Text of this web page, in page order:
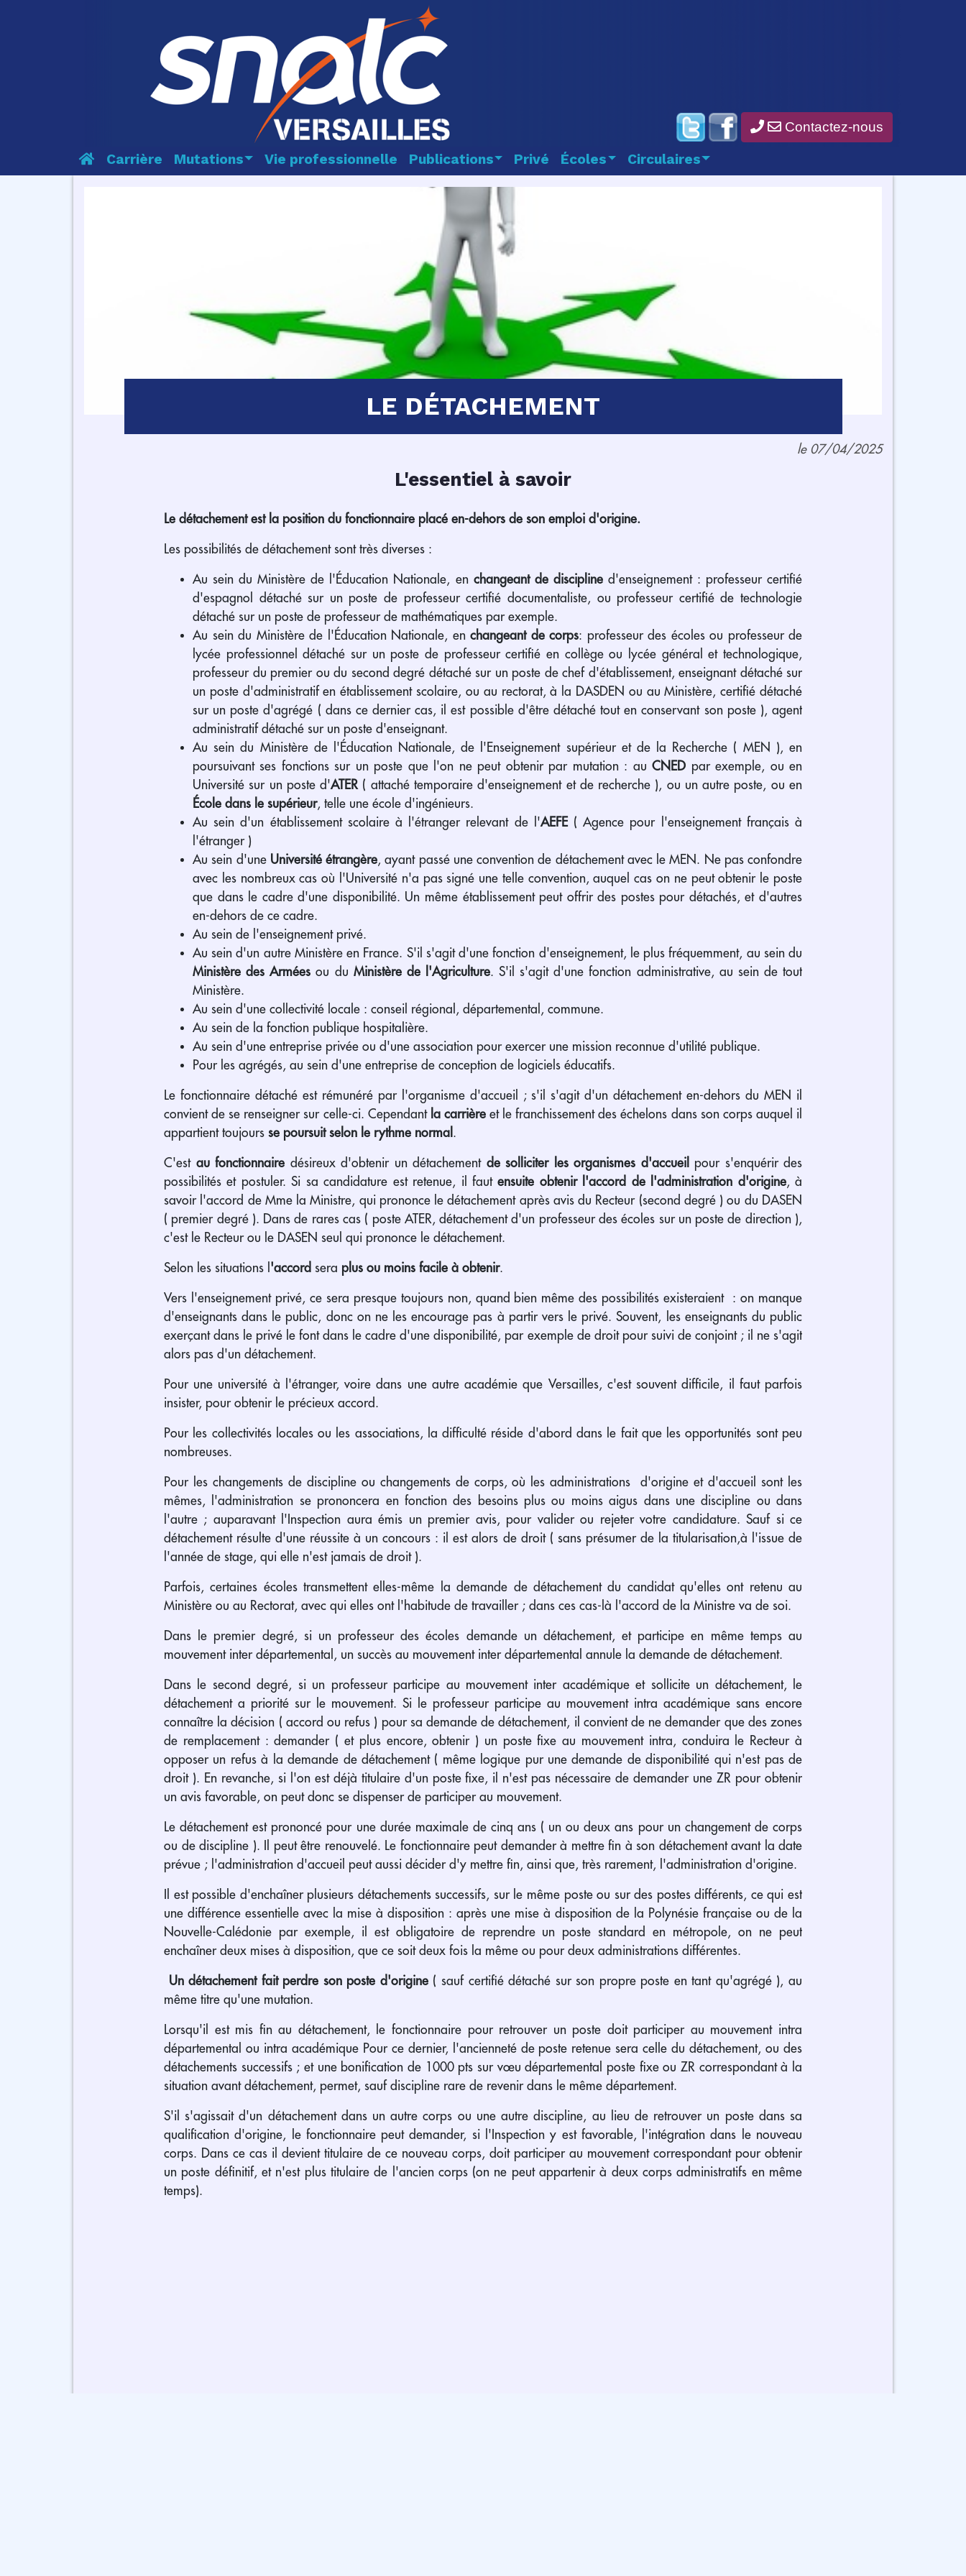
Contactez-nous
Carrière Mutations Vie professionnelle Publications Privé Écoles Circulaires
LE DÉTACHEMENT
le 07/04/2025
L'essentiel à savoir
Le détachement est la position du fonctionnaire placé en-dehors de son emploi d'origine.
Les possibilités de détachement sont très diverses :
Au sein du Ministère de l'Éducation Nationale, en changeant de disciplined'enseignement : professeur certifié
d'espagnol détaché sur un poste de professeur certifié documentaliste, ou professeur certifié de technologie
détaché sur un poste de professeur de mathématiques par exemple.
Au sein du Ministère de l'Éducation Nationale, en changeant de corps: professeur des écoles ou professeur de
lycée professionnel détaché sur un poste de professeur certifié en collège ou lycée général et technologique,
professeur du premier ou du second degré détaché sur un poste de chef d'établissement, enseignant détaché sur
un poste d'administratif en établissement scolaire, ou au rectorat, à la DASDEN ou au Ministère, certifié détaché
sur un poste d'agrégé ( dans ce dernier cas, il est possible d'être détaché tout en conservant son poste ), agent
administratif détaché sur un poste d'enseignant.
Au sein du Ministère de l'Éducation Nationale, de l'Enseignement supérieur et de la Recherche ( MEN ), en
poursuivant ses fonctions sur un poste que l'on ne peut obtenir par mutation : auCNED par exemple, ou en
Université sur un poste d'ATER ( attaché temporaire d'enseignement et de recherche ), ou un autre poste, ou en
École dans le supérieur, telle une école d'ingénieurs.
Au sein d'un établissement scolaire à l'étranger relevant de l'AEFE( Agence pour l'enseignement français à
l'étranger )
Au sein d'une Université étrangère , ayant passé une convention de détachement avec le MEN. Ne pas confondre
avec les nombreux cas où l'Université n'a pas signé une telle convention, auquel cas on ne peut obtenir le poste
que dans le cadre d'une disponibilité. Un même établissement peut offrir des postes pour détachés, et d'autres
en-dehors de ce cadre.
Au sein de l'enseignement privé.
Au sein d'un autre Ministère en France. S'il s'agit d'une fonction d'enseignement, le plus fréquemment, au sein du
Ministère des Armées ou du Ministère de l'Agriculture. S'il s'agit d'une fonction administrative, au sein de tout
Ministère.
Au sein d'une collectivité locale : conseil régional, départemental, commune.
Au sein de la fonction publique hospitalière.
Au sein d'une entreprise privée ou d'une association pour exercer une mission reconnue d'utilité publique.
Pour les agrégés, au sein d'une entreprise de conception de logiciels éducatifs.
Le fonctionnaire détaché est rémunéré par l'organisme d'accueil ; s'il s'agit d'un détachement en-dehors du MEN il
convient de se renseigner sur celle-ci. Cependant la carrièreet le franchissement des échelons dans son corps auquel il
appartient toujours se poursuit selon le rythme normal
C'est au fonctionnaire désireux d'obtenir un détachement de solliciter les organismes d'accueil
pour s'enquérir des
possibilités et postuler. Si sa candidature est retenue, il fautensuite obtenir l'accord de l'administration d'origine, à
savoir l'accord de Mme la Ministre, qui prononce le détachement après avis du Recteur (second degré ) ou du DASEN
( premier degré ). Dans de rares cas ( poste ATER, détachement d'un professeur des écoles sur un poste de direction ),
c'est le Recteur ou le DASEN seul qui prononce le détachement.
Selon les situations l 'accord sera plus ou moins facile à obtenir.
Vers l'enseignement privé, ce sera presque toujours non, quand bien même des possibilités existeraient : on manque
d'enseignants dans le public, donc on ne les encourage pas à partir vers le privé. Souvent, les enseignants du public
exerçant dans le privé le font dans le cadre d'une disponibilité, par exemple de droit pour suivi de conjoint ; il ne s'agit
alors pas d'un détachement.
Pour une université à l'étranger, voire dans une autre académie que Versailles, c'est souvent difficile, il faut parfois
insister, pour obtenir le précieux accord.
Pour les collectivités locales ou les associations, la difficulté réside d'abord dans le fait que les opportunités sont peu
nombreuses.
Pour les changements de discipline ou changements de corps, où les administrations d'origine et d'accueil sont les
mêmes, l'administration se prononcera en fonction des besoins plus ou moins aigus dans une discipline ou dans
l'autre ; auparavant l'Inspection aura émis un premier avis, pour valider ou rejeter votre candidature. Sauf si ce
détachement résulte d'une réussite à un concours : il est alors de droit ( sans présumer de la titularisation,à l'issue de
l'année de stage, qui elle n'est jamais de droit ).
Parfois, certaines écoles transmettent elles-même la demande de détachement du candidat qu'elles ont retenu au
Ministère ou au Rectorat, avec qui elles ont l'habitude de travailler ; dans ces cas-là l'accord de la Ministre va de soi.
Dans le premier degré, si un professeur des écoles demande un détachement, et participe en même temps au
mouvement inter départemental, un succès au mouvement inter départemental annule la demande de détachement.
Dans le second degré, si un professeur participe au mouvement inter académique et sollicite un détachement, le
détachement a priorité sur le mouvement. Si le professeur participe au mouvement intra académique sans encore
connaître la décision ( accord ou refus ) pour sa demande de détachement, il convient de ne demander que des zones
de remplacement : demander ( et plus encore, obtenir ) un poste fixe au mouvement intra, conduira le Recteur à
opposer un refus à la demande de détachement ( même logique pur une demande de disponibilité qui n'est pas de
droit ). En revanche, si l'on est déjà titulaire d'un poste fixe, il n'est pas nécessaire de demander une ZR pour obtenir
un avis favorable, on peut donc se dispenser de participer au mouvement.
Le détachement est prononcé pour une durée maximale de cinq ans ( un ou deux ans pour un changement de corps
ou de discipline ). Il peut être renouvelé. Le fonctionnaire peut demander à mettre fin à son détachement avant la date
prévue ; l'administration d'accueil peut aussi décider d'y mettre fin, ainsi que, très rarement, l'administration d'origine.
Il est possible d'enchaîner plusieurs détachements successifs, sur le même poste ou sur des postes différents, ce qui est
une différence essentielle avec la mise à disposition : après une mise à disposition de la Polynésie française ou de la
Nouvelle-Calédonie par exemple, il est obligatoire de reprendre un poste standard en métropole, on ne peut
enchaîner deux mises à disposition, que ce soit deux fois la même ou pour deux administrations différentes.
Un détachement fait perdre son poste d'origine( sauf certifié détaché sur son propre poste en tant qu'agrégé ), au
même titre qu'une mutation.
Lorsqu'il est mis fin au détachement, le fonctionnaire pour retrouver un poste doit participer au mouvement intra
départemental ou intra académique Pour ce dernier, l'ancienneté de poste retenue sera celle du détachement, ou des
détachements successifs ; et une bonification de 1000 pts sur vœu départemental poste fixe ou ZR correspondant à la
situation avant détachement, permet, sauf discipline rare de revenir dans le même département.
S'il s'agissait d'un détachement dans un autre corps ou une autre discipline, au lieu de retrouver un poste dans sa
qualification d'origine, le fonctionnaire peut demander, si l'Inspection y est favorable, l'intégration dans le nouveau
corps. Dans ce cas il devient titulaire de ce nouveau corps, doit participer au mouvement correspondant pour obtenir
un poste définitif, et n'est plus titulaire de l'ancien corps (on ne peut appartenir à deux corps administratifs en même
temps).